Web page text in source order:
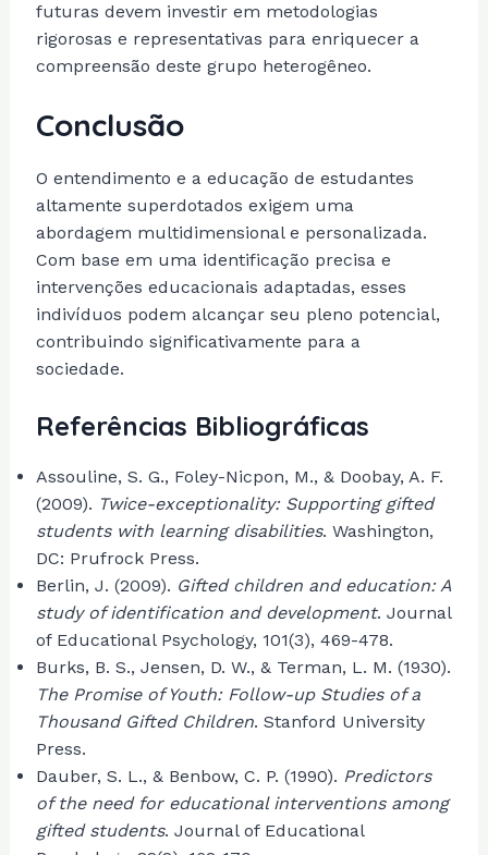
futuras devem investir em metodologias
rigorosas e representativas para enriquecer a
compreensão deste grupo heterogêneo.
Conclusão
O entendimento e a educação de estudantes
altamente superdotados exigem uma
abordagem multidimensional e personalizada.
Com base em uma identificação precisa e
intervenções educacionais adaptadas, esses
indivíduos podem alcançar seu pleno potencial,
contribuindo significativamente para a
sociedade.
Referências Bibliográficas
Assouline, S. G., Foley-Nicpon, M., & Doobay, A. F.
(2009). Twice-exceptionality: Supporting gifted
students with learning disabilities. Washington,
DC: Prufrock Press.
Berlin, J. (2009). Gifted children and education: A
study of identification and development. Journal
of Educational Psychology, 101(3), 469-478.
Burks, B. S., Jensen, D. W., & Terman, L. M. (1930).
The Promise of Youth: Follow-up Studies of a
Thousand Gifted Children. Stanford University
Press.
Dauber, S. L., & Benbow, C. P. (1990). Predictors
of the need for educational interventions among
gifted students. Journal of Educational